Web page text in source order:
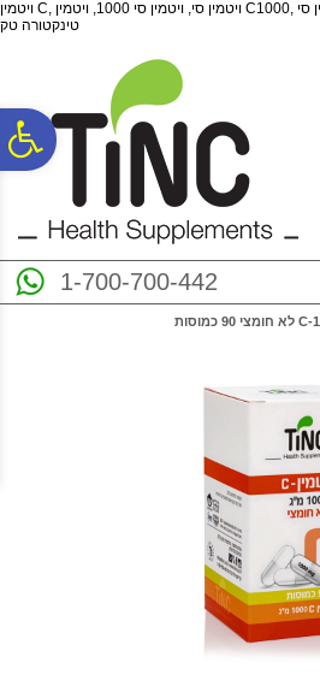
ויטמין C, ויטמין סי, ויטמין סי 1000, ויטמין C1000, ויטמין סי TINC, ויטמין סי טינק, ויטמין סי
טינקטורה טק
1-700-700-442